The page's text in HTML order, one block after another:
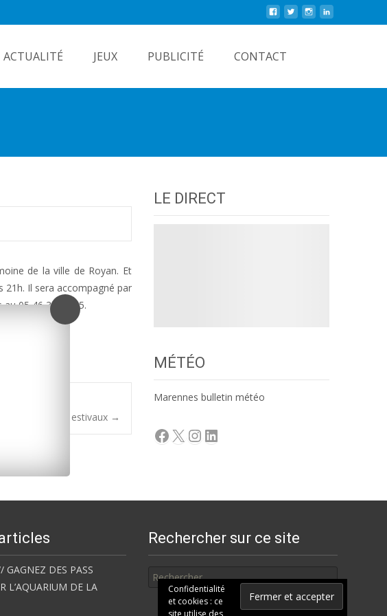
ACTUALITÉ JEUX PUBLICITÉ CONTACT
de la ville de Royan. Et
21h. Il sera accompagné par
au 05 46 39 94 45.
sept clubs estivaux →
LE DIRECT
MÉTÉO
Marennes bulletin météo
Facebook
X Instagram
LinkedIn
GAGNEZ DES PASS
L’AQUARIUM DE LA
Rechercher sur ce site
Confidentialité
et cookies : ce
site utilise des